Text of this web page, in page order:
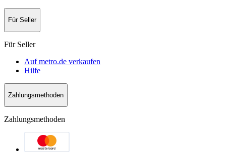
Für Seller
Für Seller
Auf metro.de verkaufen
Hilfe
Zahlungsmethoden
Zahlungsmethoden